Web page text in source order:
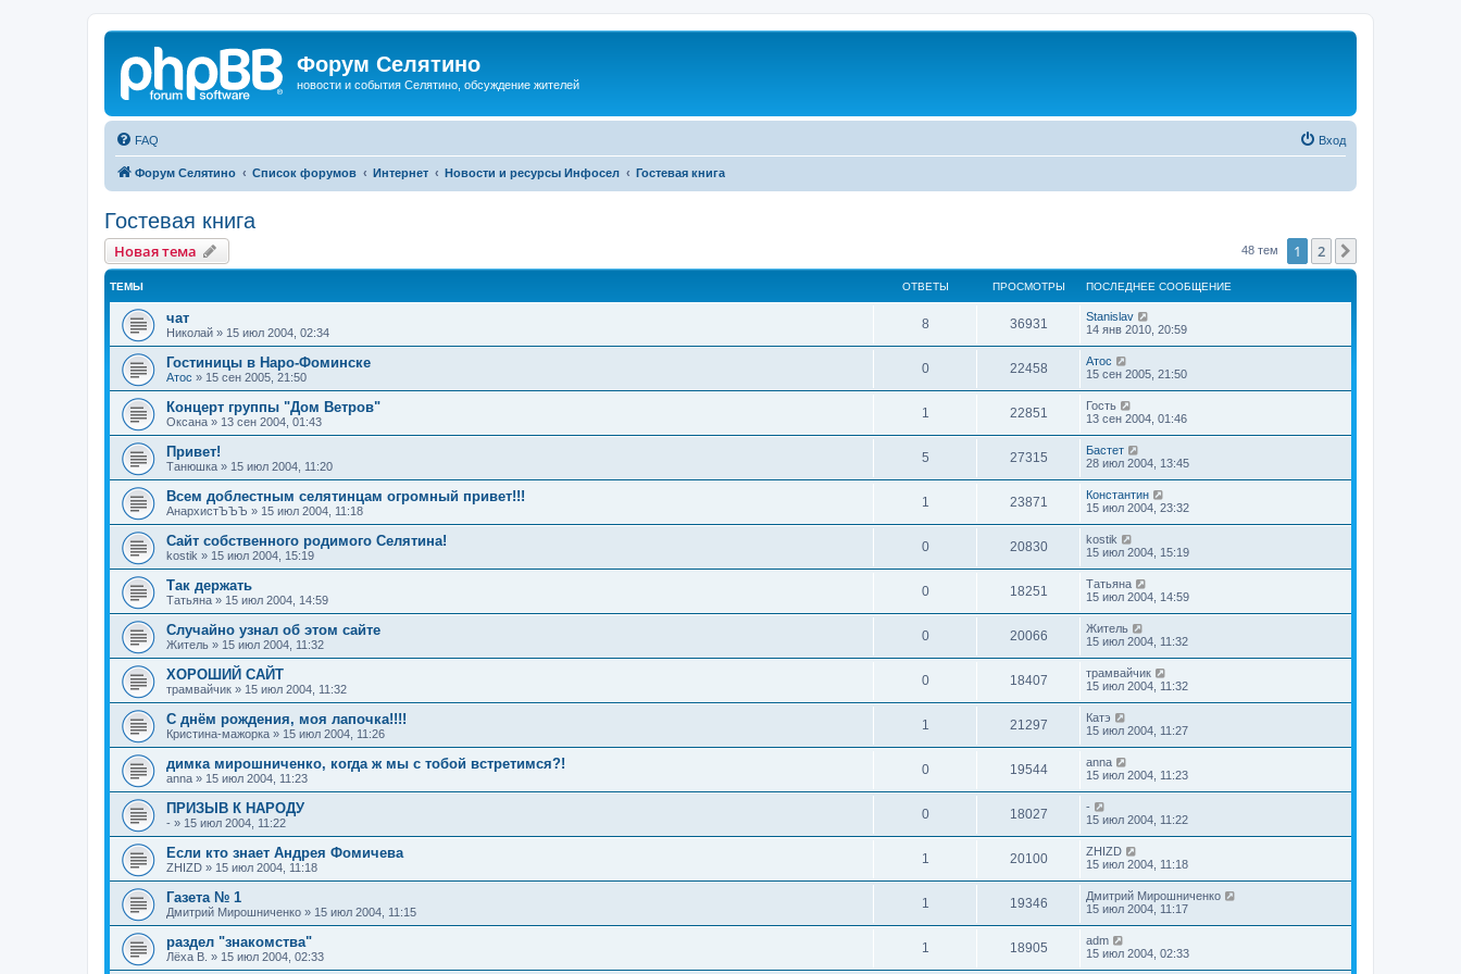
Форум Селятино
новости и события Селятино, обсуждение жителей
FAQ Вход
Форум Селятино Список форумов Интернет Новости и ресурсы Инфосел Гостевая книга
Гостевая книга
Новая тема 48 тем 1 2
ТЕМЫ ОТВЕТЫ ПРОСМОТРЫ ПОСЛЕДНЕЕ СООБЩЕНИЕ
чат
Николай » 15 июл 2004, 02:34
8 36931
Stanislav
14 янв 2010, 20:59
Гостиницы в Наро-Фоминске
Атос » 15 сен 2005, 21:50
0 22458
Атос
15 сен 2005, 21:50
Концерт группы "Дом Ветров"
Оксана » 13 сен 2004, 01:43
1 22851
Гость
13 сен 2004, 01:46
Привет!
Танюшка » 15 июл 2004, 11:20
5 27315
Бастет
28 июл 2004, 13:45
Всем доблестным селятинцам огромный привет!!!
АнархистЪЪЪ » 15 июл 2004, 11:18
1 23871
Константин
15 июл 2004, 23:32
Сайт собственного родимого Селятина!
kostik » 15 июл 2004, 15:19
0 20830
kostik
15 июл 2004, 15:19
Так держать
Татьяна » 15 июл 2004, 14:59
0 18251
Татьяна
15 июл 2004, 14:59
Случайно узнал об этом сайте
Житель » 15 июл 2004, 11:32
0 20066
Житель
15 июл 2004, 11:32
ХОРОШИЙ САЙТ
трамвайчик » 15 июл 2004, 11:32
0 18407
трамвайчик
15 июл 2004, 11:32
С днём рождения, моя лапочка!!!!
Кристина-мажорка » 15 июл 2004, 11:26
1 21297
Катэ
15 июл 2004, 11:27
димка мирошниченко, когда ж мы с тобой встретимся?!
anna » 15 июл 2004, 11:23
0 19544
anna
15 июл 2004, 11:23
ПРИЗЫВ К НАРОДУ
- » 15 июл 2004, 11:22
0 18027
-
15 июл 2004, 11:22
Если кто знает Андрея Фомичева
ZHIZD » 15 июл 2004, 11:18
1 20100
ZHIZD
15 июл 2004, 11:18
Газета № 1
Дмитрий Мирошниченко » 15 июл 2004, 11:15
1 19346
Дмитрий Мирошниченко
15 июл 2004, 11:17
раздел "знакомства"
Лёха В. » 15 июл 2004, 02:33
1 18905
adm
15 июл 2004, 02:33